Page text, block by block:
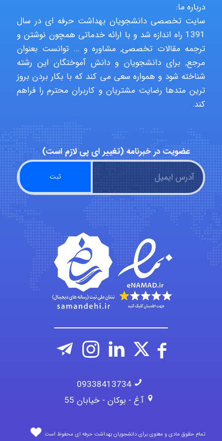
malekf
abolfazlkoshehe
abolfazlkoshehe
A.balandeh
fatima
Jafar Tym
aghajari vahid
درباره ما:
سایت تخصصی دانشجویان بهداشت حرفه ای در سال
1391 راه اندازه شد و با ارائه خدماتی همچون نوشتن و
ترجمه مقالات تخصصی, مشاوره و … توانست بعنوان
مرجع, برای دانشجویان و دانش آموختگان این رشته
شناخته شود و همواره سعی می کند که با بکار بردن بروز
ترین متدها رضایت مشتریان و کاربران محترم را فراهم
کند.
عضویت در خبرنامه (تغییر ای پی لازم است)
09338413734
آ.غ - بوکان - خیابان 55
تمام حقوق مادی و معنوی برای دانشجویان بهداشت حرفه ای محفوظ است